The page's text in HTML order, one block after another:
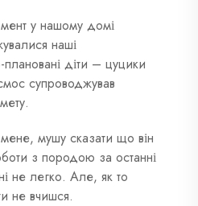
у нашому домі
наші
плановані діти – цуцики
супроводжував
мушу сказати що він
з породою за останні
не легко. Але, як то
не вчишся.